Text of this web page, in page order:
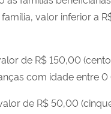
valor inferior a
de R$ 150,00
com idade entre 0
de R$ 50,00